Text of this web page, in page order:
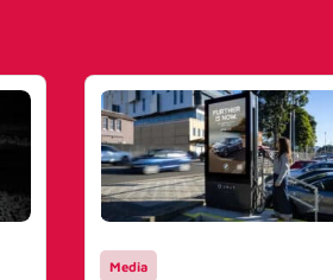
Media